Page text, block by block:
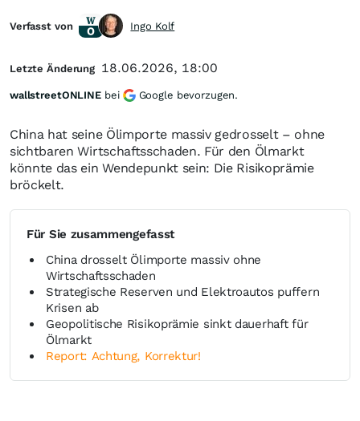
China hat seine Ölimporte massiv gedrosselt – ohne
sichtbaren Wirtschaftsschaden. Für den Ölmarkt
könnte das ein Wendepunkt sein: Die Risikoprämie
bröckelt.
Für Sie zusammengefasst
China drosselt Ölimporte massiv ohne
Wirtschaftsschaden
Strategische Reserven und Elektroautos puffern
Krisen ab
Geopolitische Risikoprämie sinkt dauerhaft für
Ölmarkt
Report: Achtung, Korrektur!
Verfasst von Ingo Kolf
Letzte Änderung 18.06.2026, 18:00
wallstreetONLINE bei Google bevorzugen.